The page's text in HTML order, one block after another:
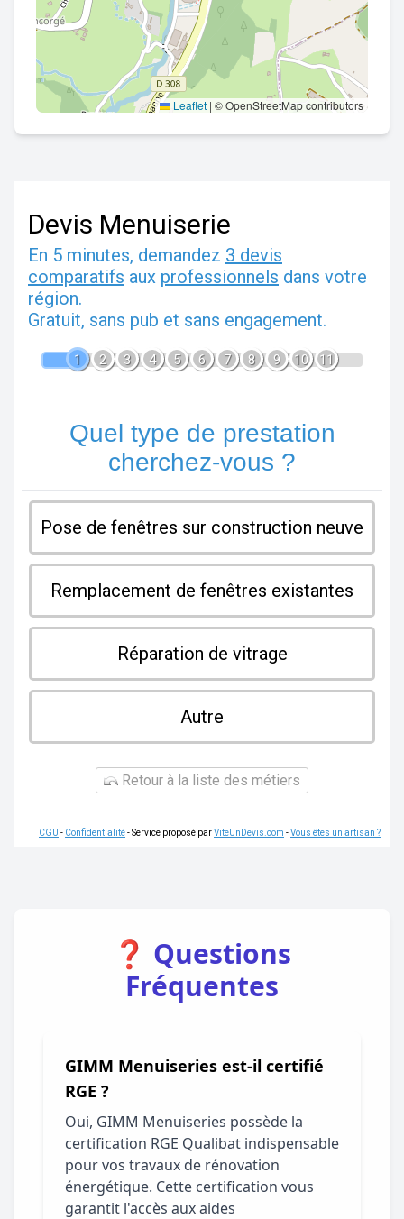
Leaflet | © OpenStreetMap contributors
Devis Menuiserie
En 5 minutes, demandez 3 devis
comparatifs aux professionnels dans votre
région.
Gratuit, sans pub et sans engagement.
1 2 3 4 5 6 7 8 9 10 11
Quel type de prestation
cherchez-vous ?
Pose de fenêtres sur construction neuve
Remplacement de fenêtres existantes
Réparation de vitrage
Autre
Retour à la liste des métiers
CGU - Confidentialité- Service proposé parViteUnDevis.com -Vous êtes un artisan ?
❓ Questions
Fréquentes
GIMM Menuiseries est-il certifié
RGE ?
Oui, GIMM Menuiseries possède la
certification RGE Qualibat indispensable
pour vos travaux de rénovation
énergétique. Cette certification vous
garantit l'accès aux aides